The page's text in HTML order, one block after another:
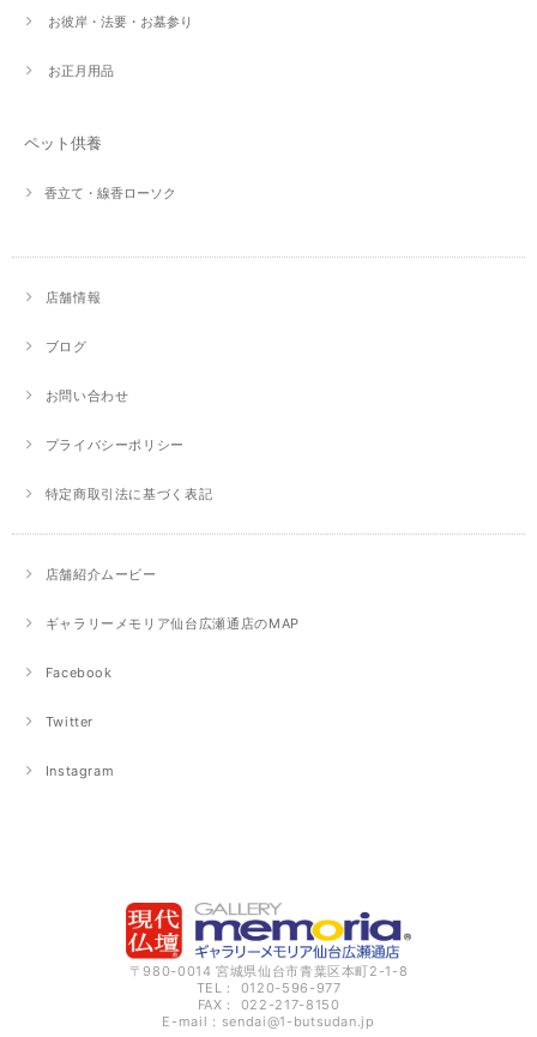
お彼岸・法要・お墓参り
お正月用品
ペット供養
香立て・線香ローソク
店舗情報
ブログ
お問い合わせ
プライバシーポリシー
特定商取引法に基づく表記
店舗紹介ムービー
ギャラリーメモリア仙台広瀬通店のMAP
Facebook
Twitter
Instagram
〒980-0014 宮城県仙台市青葉区本町2-1-8
TEL： 0120-596-977
FAX： 022-217-8150
E-mail： sendai@1-butsudan.jp